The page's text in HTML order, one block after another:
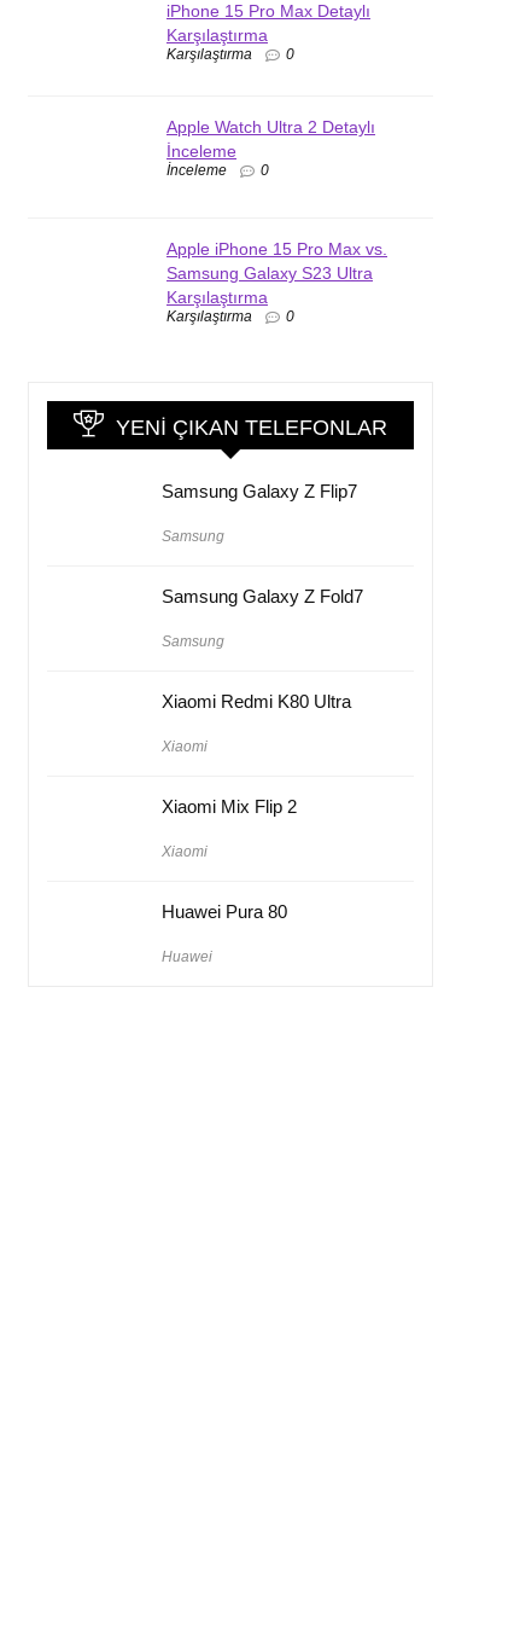
iPhone 15 Pro Max Detaylı
Karşılaştırma
Karşılaştırma 0
Apple Watch Ultra 2 Detaylı
İnceleme
İnceleme 0
Apple iPhone 15 Pro Max vs.
Samsung Galaxy S23 Ultra
Karşılaştırma
Karşılaştırma 0
YENI ÇIKAN TELEFONLAR
Samsung Galaxy Z Flip7
Samsung
Samsung Galaxy Z Fold7
Samsung
Xiaomi Redmi K80 Ultra
Xiaomi
Xiaomi Mix Flip 2
Xiaomi
Huawei Pura 80
Huawei